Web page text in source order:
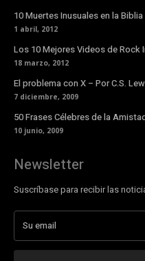
10 Muertes Inusuales en la
1 abril, 2012
Los 10 Mejores Videos de Rock
18 marzo, 2012
El problema con X – Por C.S.
7 diciembre, 2009
50 Frases Célebres de la
10 junio, 2009
Newsletter
Suscríbase para recibir las